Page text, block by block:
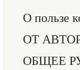
О пользе
ОТ
ОБЩЕЕ